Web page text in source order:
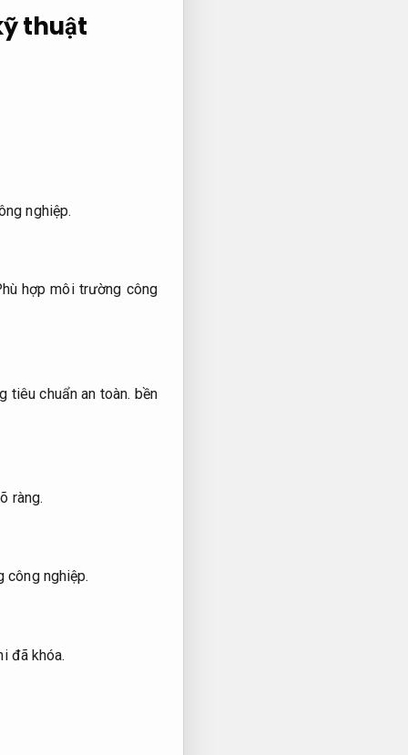
thuật
nghiệp.
hợp môi trường công
tiêu chuẩn an toàn. bền
ràng.
công nghiệp.
đã khóa.